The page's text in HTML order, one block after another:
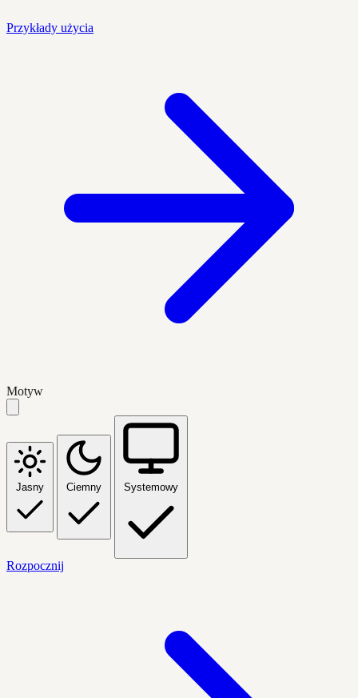
Przykłady użycia
Motyw
Jasny Ciemny Systemowy
Rozpocznij